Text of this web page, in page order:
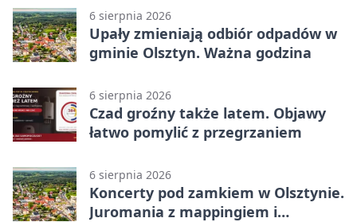
6 sierpnia 2026
Upały zmieniają odbiór odpadów w
gminie Olsztyn. Ważna godzina
6 sierpnia 2026
Czad groźny także latem. Objawy
łatwo pomylić z przegrzaniem
6 sierpnia 2026
Koncerty pod zamkiem w Olsztynie.
Juromania z mappingiem i